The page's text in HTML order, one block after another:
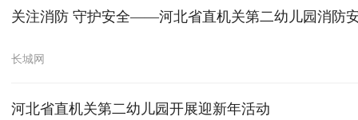
关注消防 守护安全——河北省直机关第二幼儿园消防
长城网
河北省直机关第二幼儿园开展迎新年活动